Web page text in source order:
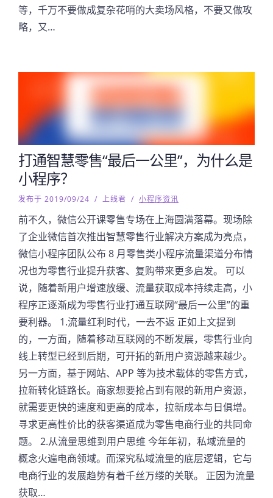
等，千万不要做成复杂花哨的大卖场风格，不要又做攻
略，又…
打通智慧零售“最后一公里”，为什么是
小程序？
发布于 2019/09/24 / 上线君 / 小程序资讯
前不久，微信公开课零售专场在上海圆满落幕。现场除
了企业微信首次推出智慧零售行业解决方案成为亮点，
微信小程序团队公布 8 月零售类小程序流量渠道分布情
况也为零售行业提升获客、复购带来更多启发。 可以
说，随着新用户增速放缓、流量获取成本持续走高，小
程序正逐渐成为零售行业打通互联网“最后一公里”的重
要利器。 1.流量红利时代，一去不返 正如上文提到
的，一方面，随着移动互联网的不断发展，零售行业向
线上转型已经到后期，可开拓的新用户资源越来越少。
另一方面，基于网站、APP 等为技术载体的零售方式，
拉新转化链路长。商家想要抢占到有限的新用户资源，
就需要更快的速度和更高的成本，拉新成本与日俱增。
寻求更高性价比的获客渠道成为零售电商行业的共同命
题。 2.从流量思维到用户思维 今年年初，私域流量的
概念火遍电商领域。而深究私域流量的底层逻辑，它与
电商行业的发展趋势有着千丝万缕的关联。 正因为流量
获取…